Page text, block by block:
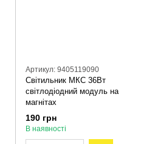
Артикул: 9405119090
Світильник МКС 36Вт
світлодіодний модуль на
магнітах
190 грн
В наявності